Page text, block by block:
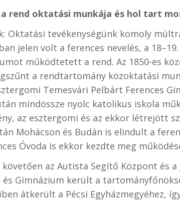
rend oktatási munkája és hol tart
Oktatási tevékenységünk komoly
jelen volt a ferences nevelés, a
működtetett a rend. Az 1850-es
a rendtartomány közoktatási
Temesvári Pelbárt Ferences
mindössze nyolc katolikus iskola
az esztergomi és az ekkor létrejött
Mohácson és Budán is elindult a
Óvoda is ekkor kezdte meg
az Autista Segítő Központ és
és Gimnázium került a
átkerült a Pécsi Egyházmegyéhez,